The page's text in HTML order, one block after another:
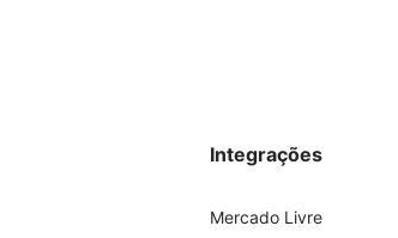
Integrações
Mercado Livre